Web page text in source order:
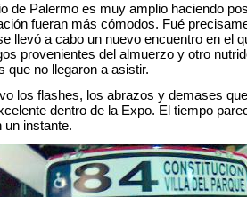
de Palermo es muy amplio haciendo
fueran más cómodos. Fué
llevó a cabo un nuevo encuentro en el
provenientes del almuerzo y otro
que no llegaron a asistir.
los flashes, los abrazos y demases
dentro de la Expo. El tiempo
un instante.